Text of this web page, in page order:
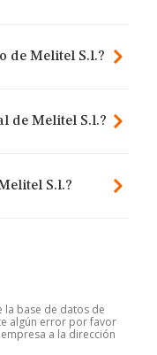
de Melitel S.l.?
de Melitel S.l.?
S.l.?
la base de datos de
algún error por favor
a la dirección